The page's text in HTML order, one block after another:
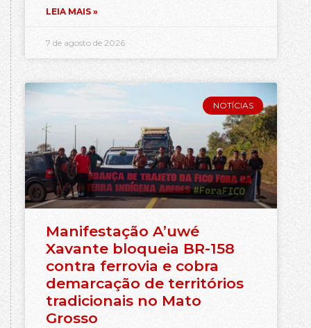
LEIA MAIS »
7 de agosto de 2026
NOTÍCIAS
Manifestação A’uwé
Xavante bloqueia BR-158
contra ferrovia e cobra
demarcação de territórios
tradicionais no Mato
Grosso